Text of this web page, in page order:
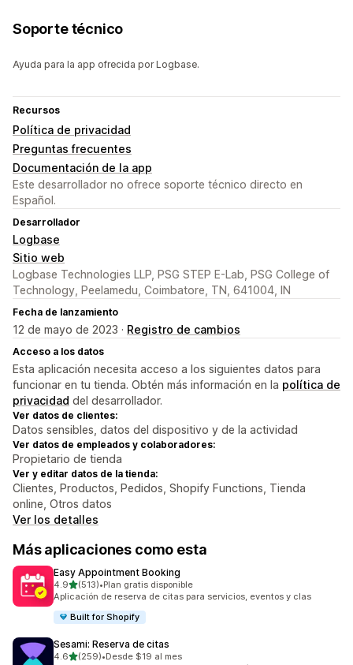
Soporte técnico
Ayuda para la app ofrecida por Logbase.
Recursos
Política de privacidad
Preguntas frecuentes
Documentación de la app
Este desarrollador no ofrece soporte técnico directo en
Español.
Desarrollador
Logbase
Sitio web
Logbase Technologies LLP, PSG STEP E-Lab, PSG College of
Technology, Peelamedu, Coimbatore, TN, 641004, IN
Fecha de lanzamiento
12 de mayo de 2023 · Registro de cambios
Acceso a los datos
Esta aplicación necesita acceso a los siguientes datos para
funcionar en tu tienda. Obtén más información en la política de
privacidad del desarrollador.
Ver datos de clientes:
Datos sensibles, datos del dispositivo y de la actividad
Ver datos de empleados y colaboradores:
Propietario de tienda
Ver y editar datos de la tienda:
Clientes, Productos, Pedidos, Shopify Functions, Tienda
online, Otros datos
Ver los detalles
Más aplicaciones como esta
Easy Appointment Booking
4.9de 5 estrellas
(513)
513 reseñas en total
•Plan gratis disponible
Aplicación de reserva de citas para servicios, eventos y clas
Built for Shopify
Sesami: Reserva de citas
4.6de 5 estrellas
(259)
259 reseñas en total
•Desde $19 al mes